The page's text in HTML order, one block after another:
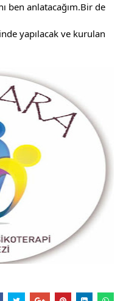
ben anlatacağım.Bir de
yapılacak ve kurulan